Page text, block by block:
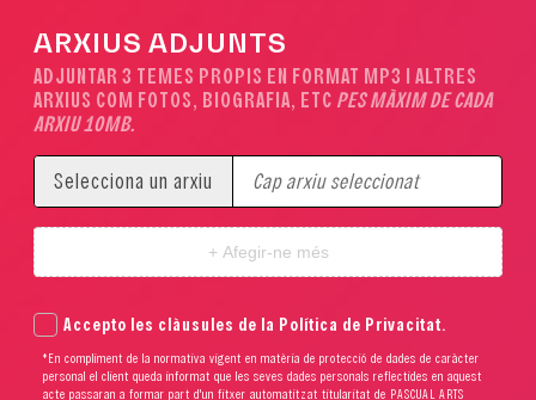
ARXIUS ADJUNTS
ADJUNTAR 3 TEMES PROPIS EN FORMAT MP3 I ALTRES
ARXIUS COM FOTOS, BIOGRAFIA, ETC PES MÀXIM DE CADA
ARXIU 10MB.
Selecciona un arxiu Cap arxiu seleccionat
+ Afegir-ne més
Accepto les clàusules de la Política de Privacitat.
*En compliment de la normativa vigent en matèria de protecció de dades de caràcter
personal el client queda informat que les seves dades personals reflectides en aquest
acte passaran a formar part d'un fitxer automatitzat titularitat de PASCUAL ARTS